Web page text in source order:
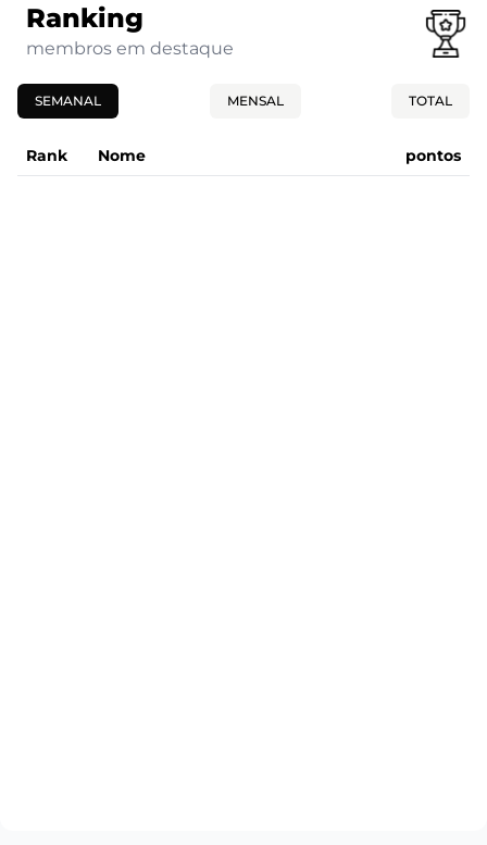
Ranking
membros em destaque
SEMANAL MENSAL TOTAL
Rank Nome pontos